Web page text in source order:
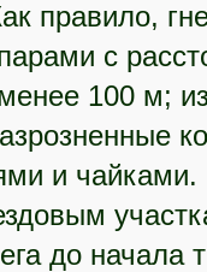
правило,
с
100 м;
и
до начала